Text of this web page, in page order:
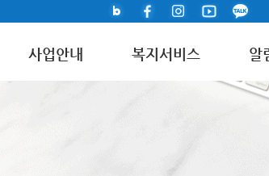
사업안내 복지서비스 알